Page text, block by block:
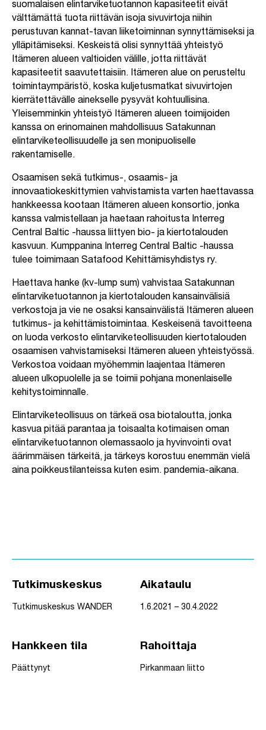
suomalaisen elintarviketuotannon kapasiteetit eivät
välttämättä tuota riittävän isoja sivuvirtoja niihin
perustuvan kannat-tavan liiketoiminnan synnyttämiseksi ja
ylläpitämiseksi. Keskeistä olisi synnyttää yhteistyö
Itämeren alueen valtioiden välille, jotta riittävät
kapasiteetit saavutettaisiin. Itämeren alue on perusteltu
toimintaympäristö, koska kuljetusmatkat sivuvirtojen
kierrätettävälle ainekselle pysyvät kohtuullisina.
Yleisemminkin yhteistyö Itämeren alueen toimijoiden
kanssa on erinomainen mahdollisuus Satakunnan
elintarviketeollisuudelle ja sen monipuoliselle
rakentamiselle.
Osaamisen sekä tutkimus-, osaamis- ja
innovaatiokeskittymien vahvistamista varten haettavassa
hankkeessa kootaan Itämeren alueen konsortio, jonka
kanssa valmistellaan ja haetaan rahoitusta Interreg
Central Baltic -haussa liittyen bio- ja kiertotalouden
kasvuun. Kumppanina Interreg Central Baltic -haussa
tulee toimimaan Satafood Kehittämisyhdistys ry.
Haettava hanke (kv-lump sum) vahvistaa Satakunnan
elintarviketuotannon ja kiertotalouden kansainvälisiä
verkostoja ja vie ne osaksi kansainvälistä Itämeren alueen
tutkimus- ja kehittämistoimintaa. Keskeisenä tavoitteena
on luoda verkosto elintarviketeollisuuden kiertotalouden
osaamisen vahvistamiseksi Itämeren alueen yhteistyössä.
Verkostoa voidaan myöhemmin laajentaa Itämeren
alueen ulkopuolelle ja se toimii pohjana monenlaiselle
kehitystoiminnalle.
Elintarviketeollisuus on tärkeä osa biotaloutta, jonka
kasvua pitää parantaa ja toisaalta kotimaisen oman
elintarviketuotannon olemassaolo ja hyvinvointi ovat
äärimmäisen tärkeitä, ja tärkeys korostuu enemmän vielä
aina poikkeustilanteissa kuten esim. pandemia-aikana.
Tutkimuskeskus
Tutkimuskeskus WANDER
Aikataulu
1.6.2021 – 30.4.2022
Hankkeen tila
Päättynyt
Rahoittaja
Pirkanmaan liitto